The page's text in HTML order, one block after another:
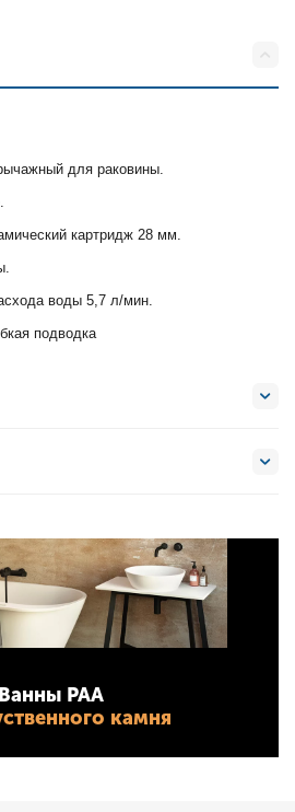
для раковины.
картридж 28 мм.
воды 5,7 л/мин.
подводка
Ванны PAA
камня